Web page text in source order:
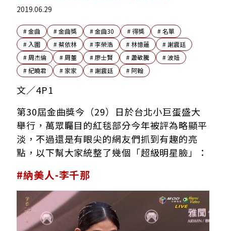
2019.06.29
#金曲 #金曲獎 #金曲30 #得獎 #名單
# 入圍 #蔡依林 #李榮浩 #林憶蓮 #謝震廷
# 周杰倫 # 周董 #廖士賢 #蕭敬騰 #波妞
#紀曉君 # 家家 #謝震廷 # 阿翰
文／4P1
第30屆金曲獎今（29）日於台北小巨蛋盛大
舉行，萬眾矚目的紅毯部分今年被評為略顯平
淡，不過還是有眼尖的網友們抓到有趣的亮
點，以下幫大家統整了幾個「超級明星臉」：
#納美人-李千那